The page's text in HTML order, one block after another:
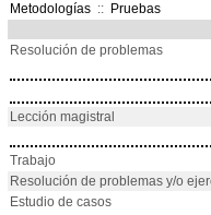
Metodologías :: Pruebas
Resolución de problemas
Lección magistral
Trabajo
Resolución de problemas y/o
Estudio de casos